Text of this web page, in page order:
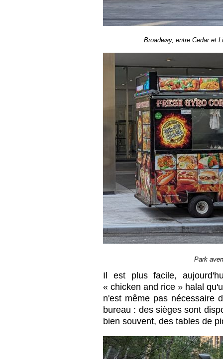
Broadway, entre Cedar et
Park
Il est plus facile,
« chicken and rice » halal
n'est même pas nécessaire
bureau : des sièges sont
bien souvent, des tables de